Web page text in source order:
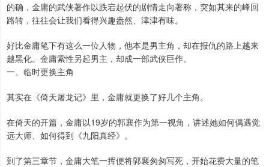
的确，金庸的武侠著作以跌宕起伏的剧情走向著称，突如其来的峰回
路转，往往会让我们看得兴趣盎然、津津有味。
好比金庸笔下有这么一位人物，他本是男主角，却在报仇的路上越来
越黑化。金庸索性另起男主，却成一部武侠巨作。
一、临时更换主角
其实在《倚天屠龙记》里，金庸就更换了好几个主角。
在倚天的开篇，金庸以19岁的郭襄作为第一视角，讲述她如何偶遇觉
远大师、如何得到《九阳真经》。
到了第三章节，金庸大笔一挥便将郭襄匆匆写死，开始花费大量的笔